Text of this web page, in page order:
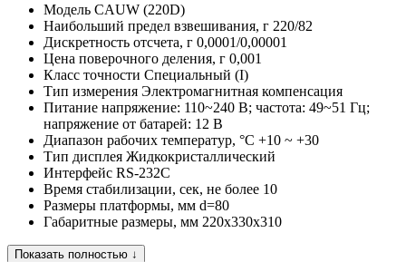
Модель CAUW (220D)
Наибольший предел взвешивания, г 220/82
Дискретность отсчета, г 0,0001/0,00001
Цена поверочного деления, г 0,001
Класс точности Специальный (I)
Тип измерения Электромагнитная компенсация
Питание напряжение: 110~240 В; частота: 49~51 Гц;
напряжение от батарей: 12 В
Диапазон рабочих температур, °C +10 ~ +30
Тип дисплея Жидкокристаллический
Интерфейс RS-232C
Время стабилизации, сек, не более 10
Размеры платформы, мм d=80
Габаритные размеры, мм 220x330x310
Показать полностью ↓